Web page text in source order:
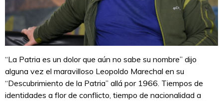
“La Patria es un dolor que aún no sabe su nombre” dijo
alguna vez el maravilloso Leopoldo Marechal en su
“Descubrimiento de la Patria” allá por 1966. Tiempos de
identidades a flor de conflicto, tiempo de nacionalidad a